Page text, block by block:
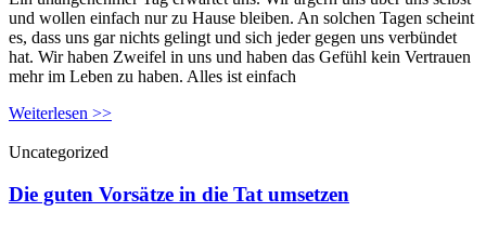
und wollen einfach nur zu Hause bleiben. An solchen Tagen scheint
es, dass uns gar nichts gelingt und sich jeder gegen uns verbündet
hat. Wir haben Zweifel in uns und haben das Gefühl kein Vertrauen
mehr im Leben zu haben. Alles ist einfach
Weiterlesen >>
Uncategorized
Die guten Vorsätze in die Tat umsetzen